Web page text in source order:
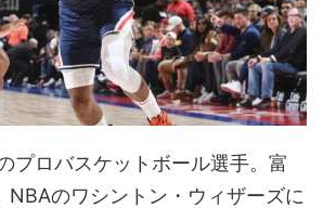
プロバスケットボール選手。富
NBAのワシントン・ウィザーズに